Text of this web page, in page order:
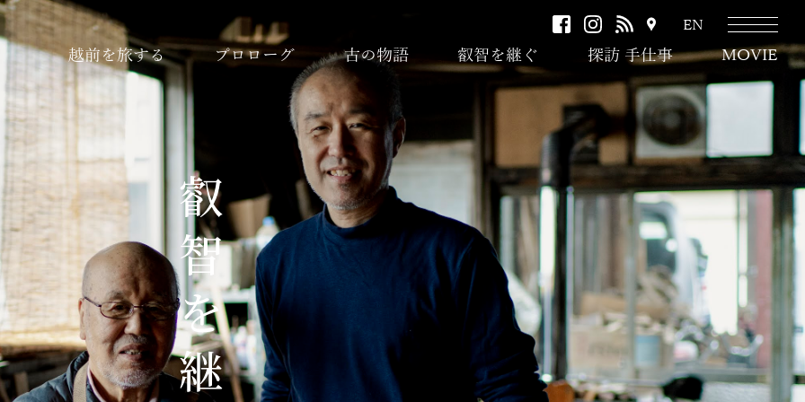
facebookinstagram
RSS
ク
セ
ス
EN
越前を旅する プロローグ 古の物語 叡智を継ぐ 探訪 手仕事 MOVIE